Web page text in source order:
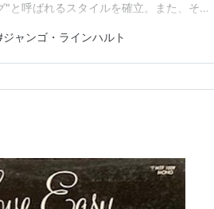
と呼ばれるスタイルを確立。また、それ
ています。 以上は全てWikipediaで調べ
名…
ジャンゴ・ラインハルト